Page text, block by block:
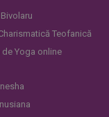
Teofanică
Yoga online